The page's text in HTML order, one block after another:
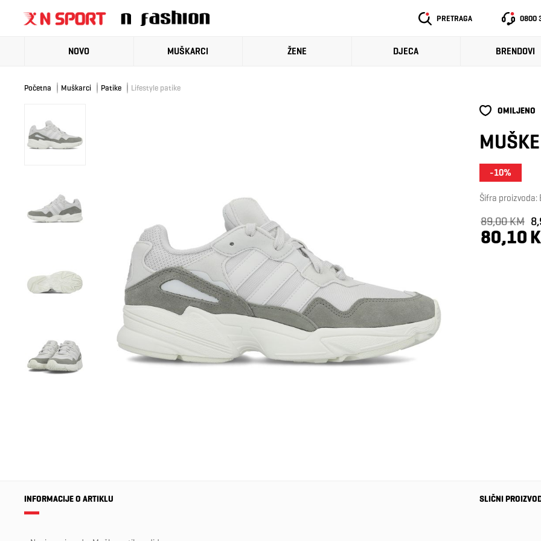
PRETRAGA 0800
NOVO MUŠKARCI ŽENE DJECA BRENDOVI
Početna Muškarci Patike Lifestyle patike
OMILJENO
-10%
Šifra proizvoda:
89,00 KM
80,10
INFORMACIJE O ARTIKLU SLIČNI